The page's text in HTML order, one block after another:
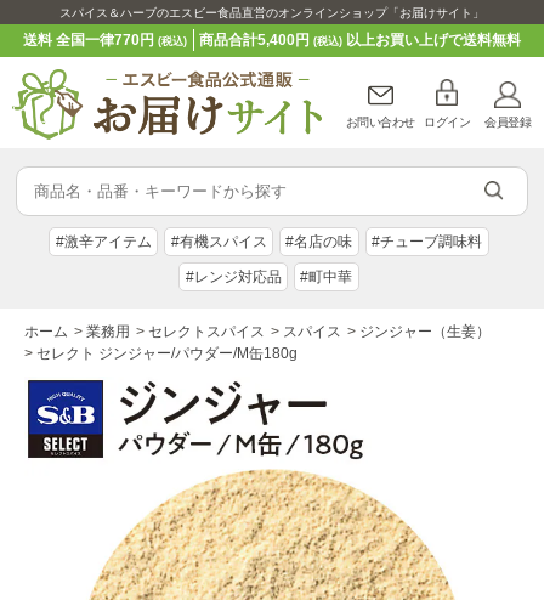
スパイス＆ハーブのエスビー食品直営のオンラインショップ「お届けサイト」
送料 全国一律770円(税込) 商品合計5,400円 (税込)以上お買い上げで送料無料
お問い合わせ ログイン 会員登録
#激辛アイテム #有機スパイス #名店の味 #チューブ調味料
#レンジ対応品 #町中華
ホーム > 業務用 > セレクトスパイス > スパイス > ジンジャー（生姜）
> セレクト ジンジャー/パウダー/M缶180g